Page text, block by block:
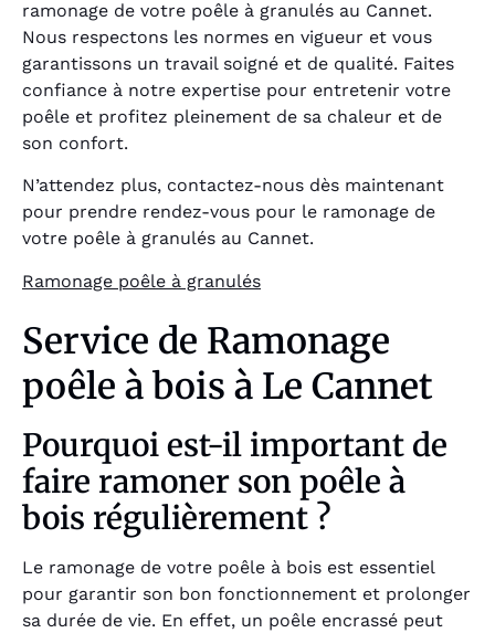
ramonage de votre poêle à granulés au Cannet.
Nous respectons les normes en vigueur et vous
garantissons un travail soigné et de qualité. Faites
confiance à notre expertise pour entretenir votre
poêle et profitez pleinement de sa chaleur et de
son confort.
N’attendez plus, contactez-nous dès maintenant
pour prendre rendez-vous pour le ramonage de
votre poêle à granulés au Cannet.
Ramonage poêle à granulés
Service de Ramonage
poêle à bois à Le Cannet
Pourquoi est-il important de
faire ramoner son poêle à
bois régulièrement ?
Le ramonage de votre poêle à bois est essentiel
pour garantir son bon fonctionnement et prolonger
sa durée de vie. En effet, un poêle encrassé peut